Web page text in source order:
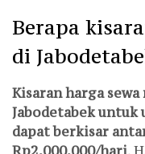
Berapa
di
Kisaran harga
Jabodetabek untuk
dapat berkisar